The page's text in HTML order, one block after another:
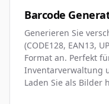
Barcode
Generieren Sie
(CODE128, EAN13,
Format an. Perfekt
Inventarverwaltung
Laden Sie als Bilder